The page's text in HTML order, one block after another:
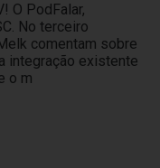
O PodFalar,
No terceiro
comentam sobre
integração existente
o m